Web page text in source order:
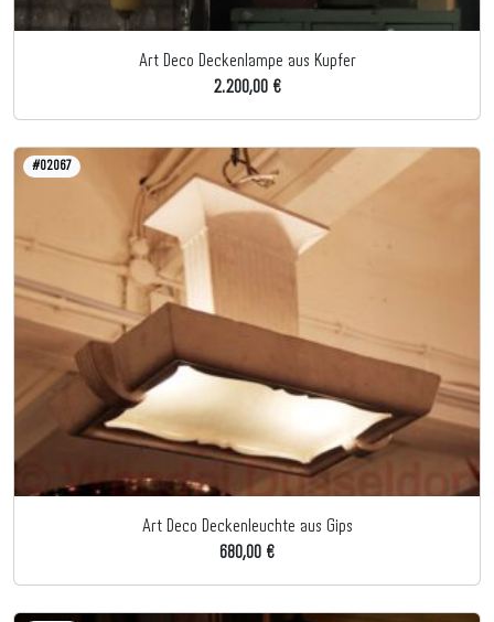
Art Deco Deckenlampe aus Kupfer
2.200,00 €
#02067
Art Deco Deckenleuchte aus Gips
680,00 €